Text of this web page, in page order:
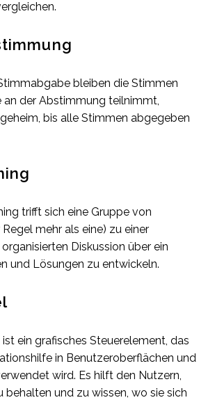
bleiben die Stimmen
an der Abstimmung teilnimmt,
bis alle Stimmen abgegeben
trifft sich eine Gruppe von
mehr als eine) zu einer
Diskussion über ein
und Lösungen zu entwickeln.
ein grafisches Steuerelement, das
in Benutzeroberflächen und
wird. Es hilft den Nutzern,
behalten und zu wissen, wo sie sich